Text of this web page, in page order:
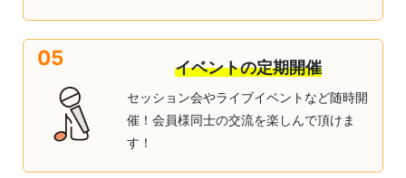
05 イベントの定期開催
セッション会やライブイベントなど随時開
催！会員様同士の交流を楽しんで頂けま
す！